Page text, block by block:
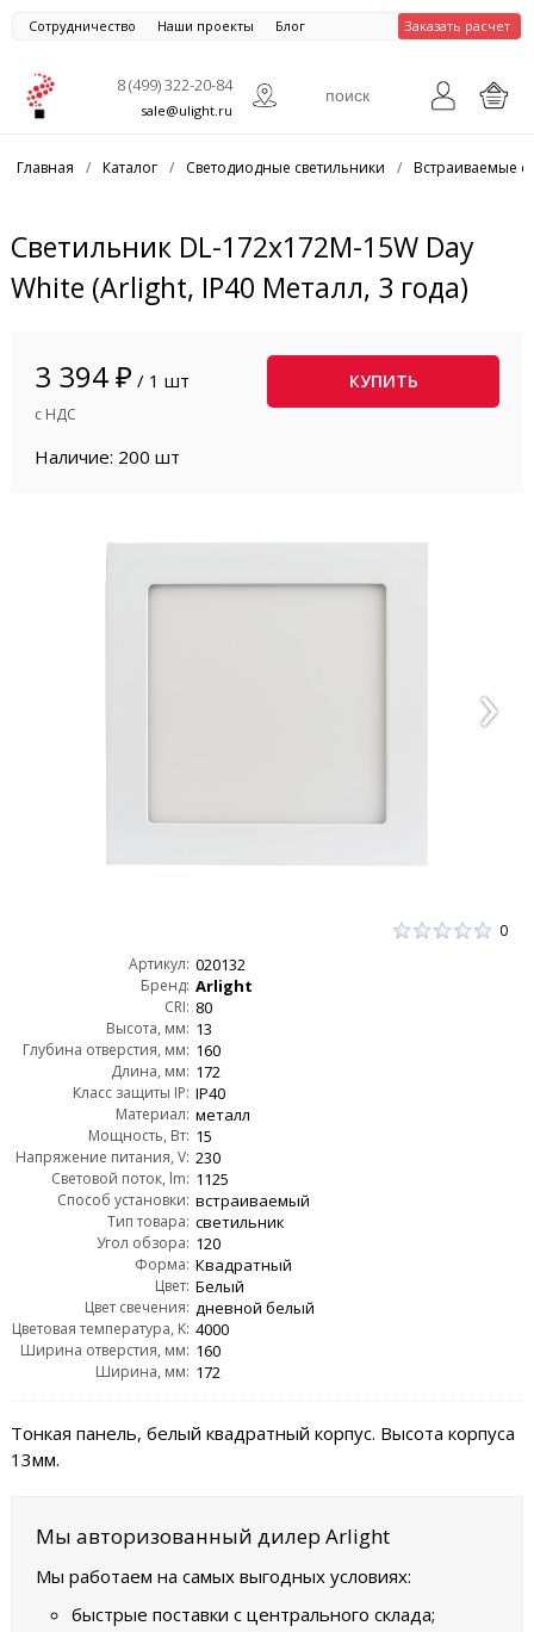
Сотрудничество Наши проекты Блог Заказать расчет
8 (499) 322-20-84
sale@ulight.ru
Главная / Каталог / Светодиодные светильники / Встраиваемые
Светильник DL-172x172M-15W Day
White (Arlight, IP40 Металл, 3 года)
3 394 ₽ / 1 шт
с НДС
КУПИТЬ
Наличие: 200 шт
0
Артикул: 020132
Бренд: Arlight
CRI: 80
Высота, мм: 13
Глубина отверстия, мм: 160
Длина, мм: 172
Класс защиты IP: IP40
Материал: металл
Мощность, Вт: 15
Напряжение питания, V: 230
Световой поток, lm: 1125
Способ установки: встраиваемый
Тип товара: светильник
Угол обзора: 120
Форма: Квадратный
Цвет: Белый
Цвет свечения: дневной белый
Цветовая температура, K: 4000
Ширина отверстия, мм: 160
Ширина, мм: 172
Тонкая панель, белый квадратный корпус. Высота корпуса
13мм.
Мы авторизованный дилер Arlight
Мы работаем на самых выгодных условиях:
быстрые поставки с центрального склада;